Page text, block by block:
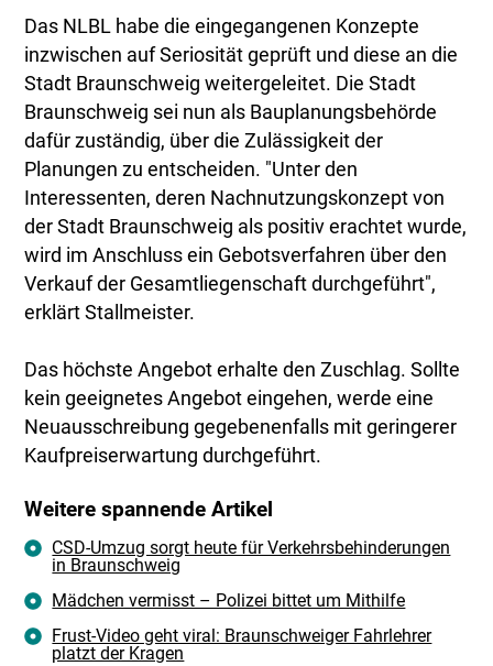
Das NLBL habe die eingegangenen Konzepte
inzwischen auf Seriosität geprüft und diese an die
Stadt Braunschweig weitergeleitet. Die Stadt
Braunschweig sei nun als Bauplanungsbehörde
dafür zuständig, über die Zulässigkeit der
Planungen zu entscheiden. "Unter den
Interessenten, deren Nachnutzungskonzept von
der Stadt Braunschweig als positiv erachtet wurde,
wird im Anschluss ein Gebotsverfahren über den
Verkauf der Gesamtliegenschaft durchgeführt",
erklärt Stallmeister.
Das höchste Angebot erhalte den Zuschlag. Sollte
kein geeignetes Angebot eingehen, werde eine
Neuausschreibung gegebenenfalls mit geringerer
Kaufpreiserwartung durchgeführt.
Weitere spannende Artikel
CSD-Umzug sorgt heute für Verkehrsbehinderungen
in Braunschweig
Mädchen vermisst – Polizei bittet um Mithilfe
Frust-Video geht viral: Braunschweiger Fahrlehrer
platzt der Kragen